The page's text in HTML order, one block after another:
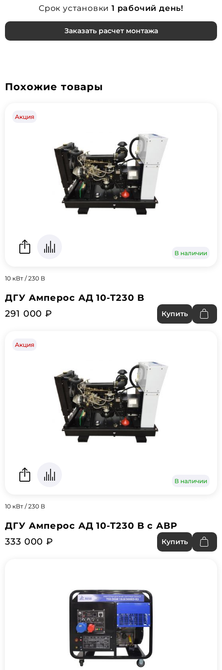
Срок установки 1 рабочий день!
Заказать расчет монтажа
Похожие товары
Акция
В наличии
10 кВт / 230 В
ДГУ Амперос АД 10-Т230 B
291 000 ₽
Купить
Акция
В наличии
10 кВт / 230 В
ДГУ Амперос АД 10-Т230 B с АВР
333 000 ₽
Купить